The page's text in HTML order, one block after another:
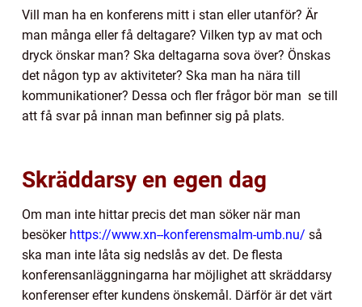
Vill man ha en konferens mitt i stan eller utanför? Är
man många eller få deltagare? Vilken typ av mat och
dryck önskar man? Ska deltagarna sova över? Önskas
det någon typ av aktiviteter? Ska man ha nära till
kommunikationer? Dessa och fler frågor bör man se till
att få svar på innan man befinner sig på plats.
Skräddarsy en egen dag
Om man inte hittar precis det man söker när man
besöker https://www.xn--konferensmalm-umb.nu/ så
ska man inte låta sig nedslås av det. De flesta
konferensanläggningarna har möjlighet att skräddarsy
konferenser efter kundens önskemål. Därför är det värt